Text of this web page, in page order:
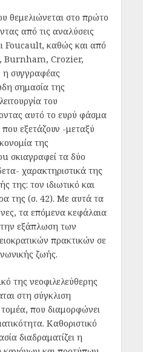
θεμελιώνεται στο πρώτο
από τις αναλύσεις
Foucault, καθώς και από
Burnham, Crozier,
συγγραφέας
σημασία της
του
αυτό το ευρύ φάσμα
εξετάζουν -μεταξύ
της
σκιαγραφεί τα δύο
χαρακτηριστικά της
της: τον ιδιωτικό και
της (σ. 42). Με αυτά τα
τα επόμενα κεφάλαια
εξάπλωση των
πρακτικών σε
ζωής.
της νεοφιλελεύθερης
στη σύγκλιση
τομέα, που διαμορφώνει
Καθοριστικό
διαδραματίζει η